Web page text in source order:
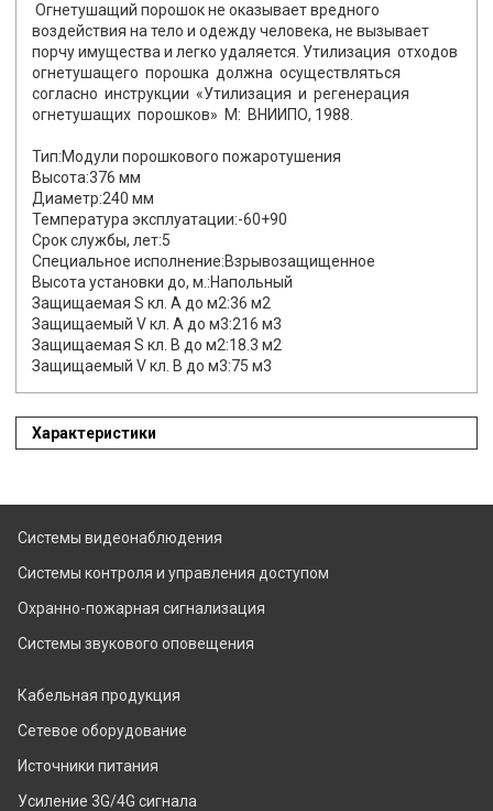
Огнетушащий порошок не оказывает вредного
воздействия на тело и одежду человека, не вызывает
порчу имущества и легко удаляется. Утилизация отходов
огнетушащего порошка должна осуществляться
согласно инструкции «Утилизация и регенерация
огнетушащих порошков» М: ВНИИПО, 1988.
Тип:Модули порошкового пожаротушения
Высота:376 мм
Диаметр:240 мм
Температура эксплуатации:-60+90
Срок службы, лет:5
Специальное исполнение:Взрывозащищенное
Высота установки до, м.:Напольный
Защищаемая S кл. А до м2:36 м2
Защищаемый V кл. А до м3:216 м3
Защищаемая S кл. B до м2:18.3 м2
Защищаемый V кл. В до м3:75 м3
Характеристики
Системы видеонаблюдения
Системы контроля и управления доступом
Охранно-пожарная сигнализация
Системы звукового оповещения
Кабельная продукция
Сетевое оборудование
Источники питания
Усиление 3G/4G сигнала